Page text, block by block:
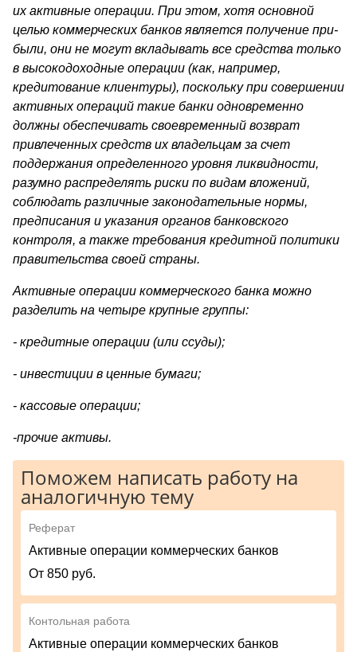
их активные операции. При этом, хотя основной
целью коммерческих банков является получение при­
были, они не могут вкладывать все средства только
в высокодоход­ные операции (как, например,
кредитование клиентуры), поскольку при совершении
активных операций такие банки одновременно
должны обеспечивать своевременный возврат
привлеченных средств их владельцам за счет
поддержания определенного уровня ликвид­ности,
разумно распределять риски по видам вложений,
соблюдать различные законодательные нормы,
предписания и указания органов банковского
контроля, а также требования кредитной политики
правительства своей страны.
Активные операции коммерческого банка можно
разделить на четыре крупные группы:
- кредитные операции (или ссуды);
- инвестиции в ценные бумаги;
- кассовые операции;
-прочие активы.
Поможем написать работу на
аналогичную тему
Реферат
Активные операции коммерческих банков
От 850 руб.
Контольная работа
Активные операции коммерческих банков